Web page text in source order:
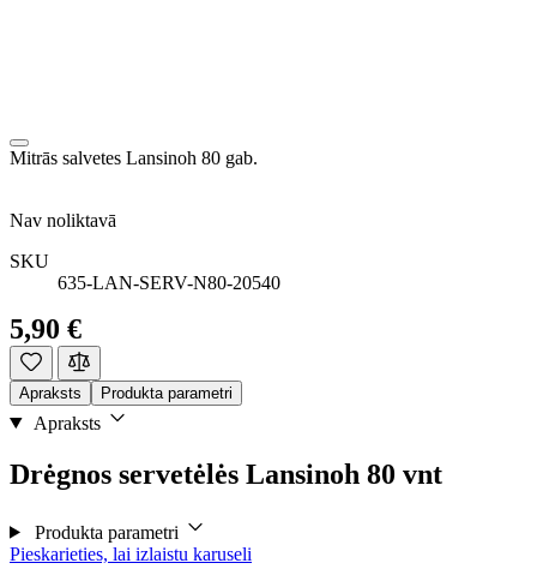
Mitrās salvetes Lansinoh 80 gab.
Nav noliktavā
SKU
635-LAN-SERV-N80-20540
5,90 €
Apraksts Produkta parametri
Apraksts
Drėgnos servetėlės Lansinoh 80 vnt
Produkta parametri
Pieskarieties, lai izlaistu karuseli